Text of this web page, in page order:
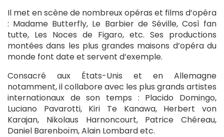
Il met en scène de nombreux opéras et films d’opéra
: Madame Butterfly, Le Barbier de Séville, Così fan
tutte, Les Noces de Figaro, etc. Ses productions
montées dans les plus grandes maisons d’opéra du
monde font date et servent d’exemple.
Consacré aux États-Unis et en Allemagne
notamment, il collabore avec les plus grands artistes
internationaux de son temps : Placido Domingo,
Luciano Pavarotti, Kiri Te Kanawa, Herbert von
Karajan, Nikolaus Harnoncourt, Patrice Chéreau,
Daniel Barenboïm, Alain Lombard etc.